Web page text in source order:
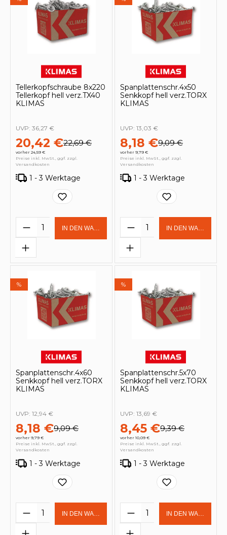
Tellerkopfschraube 8x220
Tellerkopf hell verz.TX40
KLIMAS
20,42 €22,69 €
vorher 24,59 €
UVP: 36,27 €
Preise inkl. MwSt., ggf. zzgl.
Versandkosten
1 - 3 Werktage
Produkt Anzahl: Gib den
IN DEN WARENKORB
Spanplattenschr.4x50
Senkkopf hell verz.TORX
KLIMAS
8,18 €9,09 €
vorher 9,79 €
UVP: 13,03 €
Preise inkl. MwSt., ggf. zzgl.
Versandkosten
1 - 3 Werktage
Produkt Anzahl:
IN DEN
%
Spanplattenschr.4x60
Senkkopf hell verz.TORX
KLIMAS
8,18 €9,09 €
vorher 9,79 €
UVP: 12,94 €
Preise inkl. MwSt., ggf. zzgl.
Versandkosten
1 - 3 Werktage
Produkt Anzahl: Gib den
IN DEN WARENKORB
%
Spanplattenschr.5x70
Senkkopf hell verz.TORX
KLIMAS
8,45 €9,39 €
vorher 10,09 €
UVP: 13,69 €
Preise inkl. MwSt., ggf. zzgl.
Versandkosten
1 - 3 Werktage
Produkt Anzahl:
IN DEN